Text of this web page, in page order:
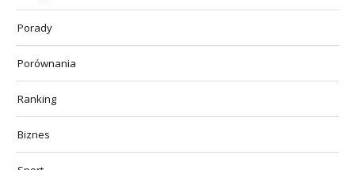
Porady
Porównania
Ranking
Biznes